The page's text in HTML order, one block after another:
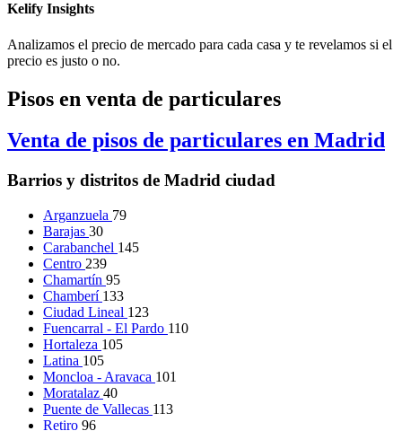
Kelify Insights
Analizamos el precio de mercado para cada casa y te revelamos si el
precio es justo o no.
Pisos en venta de particulares
Venta de pisos de particulares en Madrid
Barrios y distritos de Madrid ciudad
Arganzuela 79
Barajas 30
Carabanchel 145
Centro 239
Chamartín 95
Chamberí 133
Ciudad Lineal 123
Fuencarral - El Pardo 110
Hortaleza 105
Latina 105
Moncloa - Aravaca 101
Moratalaz 40
Puente de Vallecas 113
Retiro 96